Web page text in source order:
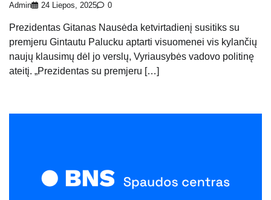
Admin 24 Liepos, 2025 0
Prezidentas Gitanas Nausėda ketvirtadienį susitiks su
premjeru Gintautu Palucku aptarti visuomenei vis kylančių
naujų klausimų dėl jo verslų, Vyriausybės vadovo politinę
ateitį. „Prezidentas su premjeru […]